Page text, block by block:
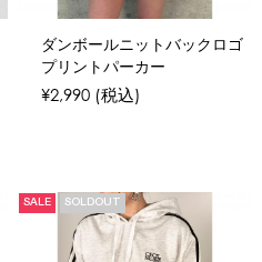
ダンボールニットバックロゴ
プリントパーカー
¥2,990 (税込)
SALE SOLDOUT